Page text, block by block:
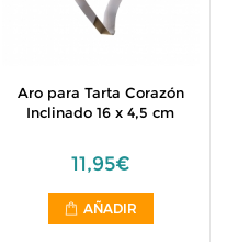
Aro para Tarta Corazón
Inclinado 16 x 4,5 cm
11,95€
AÑADIR